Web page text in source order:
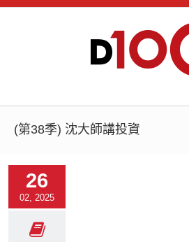
(第38季) 沈大師講投資
26
02, 2025